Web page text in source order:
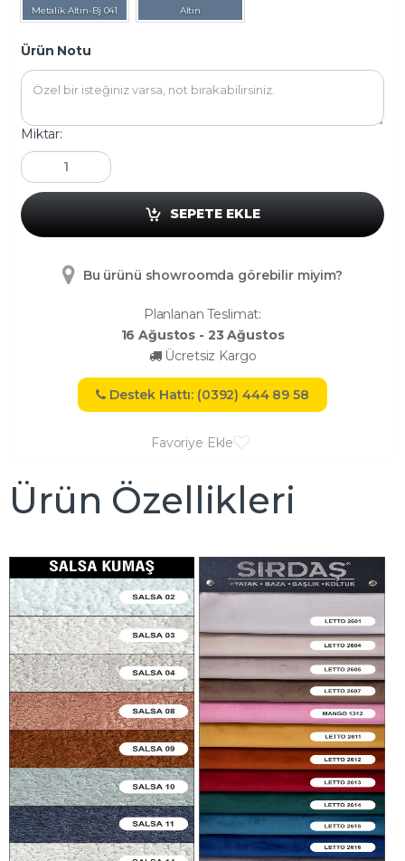
Metalik Altın-Bj 041 Altın
Ürün Notu
Miktar:
SEPETE EKLE
Bu ürünü showroomda görebilir miyim?
Planlanan Teslimat:
16 Ağustos - 23 Ağustos
Ücretsiz Kargo
Destek Hattı: (0392) 444 89 58
Favoriye Ekle
Ürün Özellikleri